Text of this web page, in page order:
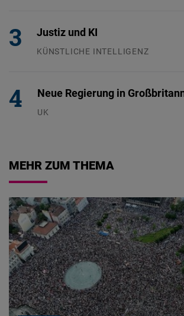
Justiz und KI
KÜNSTLICHE INTELLIGENZ
Neue Regierung in
UK
MEHR ZUM THEMA